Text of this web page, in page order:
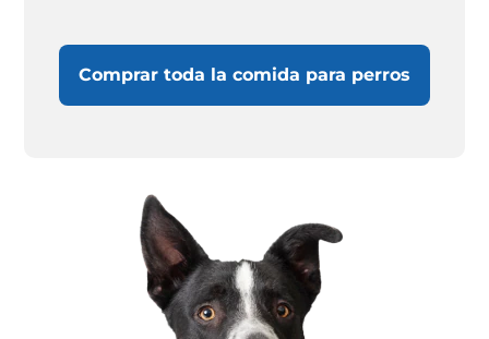
Comprar toda la comida para perros